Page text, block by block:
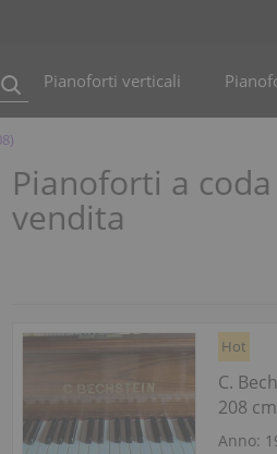
Pianoforti verticali
Pianoforti a
vendita
Hot
C.
208
Anno: